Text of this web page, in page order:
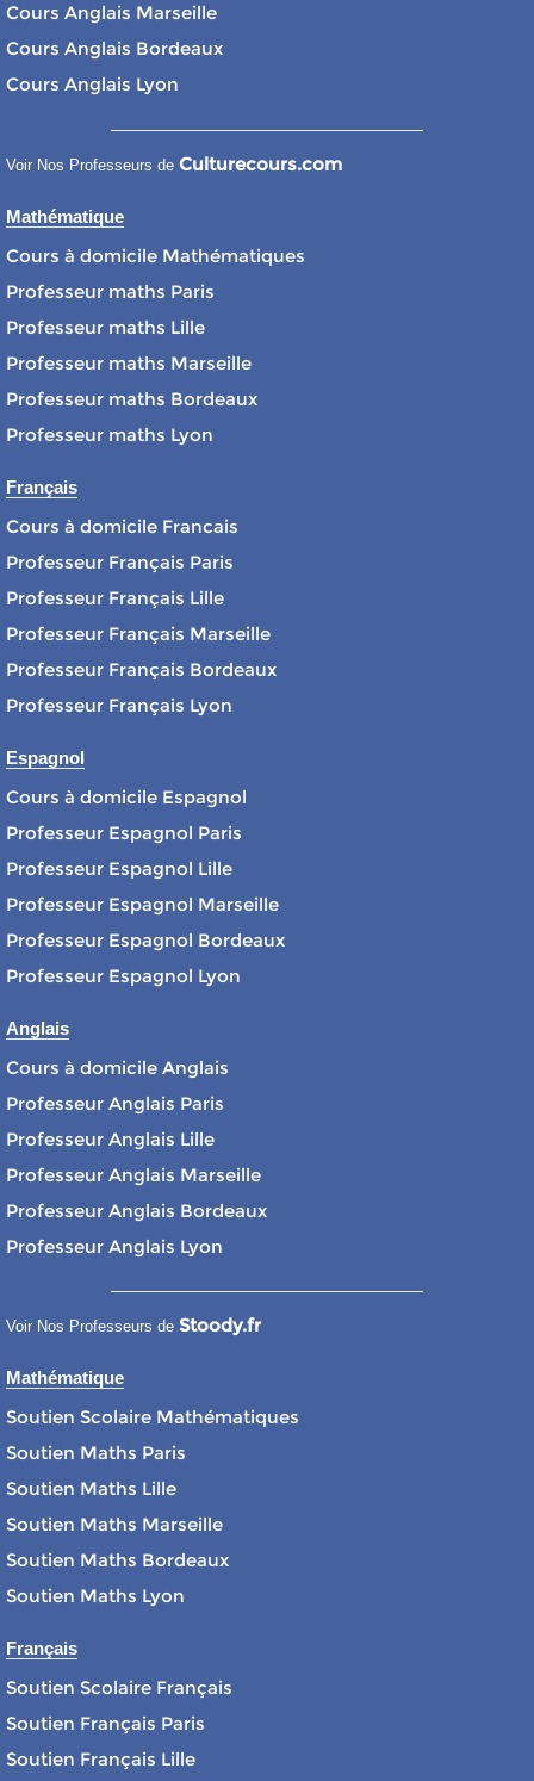
Cours Anglais Marseille
Cours Anglais Bordeaux
Cours Anglais Lyon
Voir Nos Professeurs de Culturecours.com
Mathématique
Cours à domicile Mathématiques
Professeur maths Paris
Professeur maths Lille
Professeur maths Marseille
Professeur maths Bordeaux
Professeur maths Lyon
Français
Cours à domicile Francais
Professeur Français Paris
Professeur Français Lille
Professeur Français Marseille
Professeur Français Bordeaux
Professeur Français Lyon
Espagnol
Cours à domicile Espagnol
Professeur Espagnol Paris
Professeur Espagnol Lille
Professeur Espagnol Marseille
Professeur Espagnol Bordeaux
Professeur Espagnol Lyon
Anglais
Cours à domicile Anglais
Professeur Anglais Paris
Professeur Anglais Lille
Professeur Anglais Marseille
Professeur Anglais Bordeaux
Professeur Anglais Lyon
Voir Nos Professeurs de Stoody.fr
Mathématique
Soutien Scolaire Mathématiques
Soutien Maths Paris
Soutien Maths Lille
Soutien Maths Marseille
Soutien Maths Bordeaux
Soutien Maths Lyon
Français
Soutien Scolaire Français
Soutien Français Paris
Soutien Français Lille